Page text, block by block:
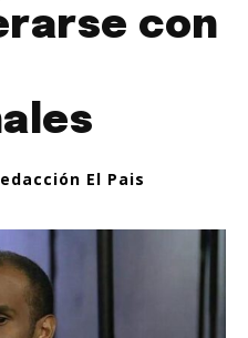
con
El Pais